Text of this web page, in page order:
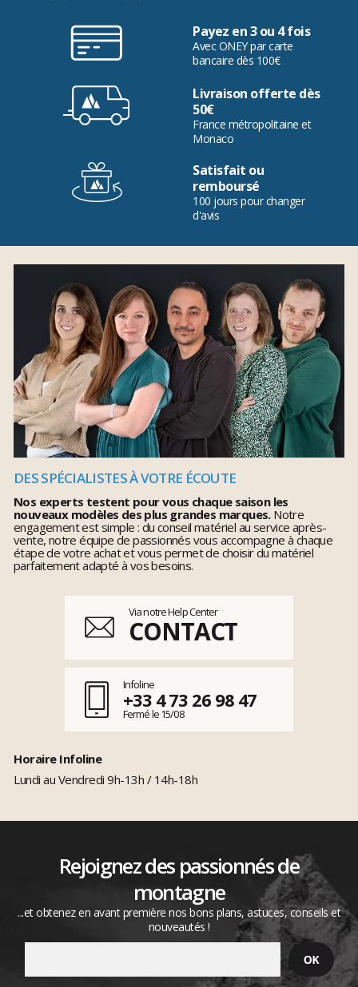
Payez en 3 ou 4 fois
Avec ONEY par carte
bancaire dès 100€
Livraison offerte dès
50€
France métropolitaine et
Monaco
Satisfait ou
remboursé
100 jours pour changer
d'avis
DES SPÉCIALISTES À VOTRE ÉCOUTE
Nos experts testent pour vous chaque saison les
nouveaux modèles des plus grandes marques.Notre
engagement est simple : du conseil matériel au service après-
vente, notre équipe de passionnés vous accompagne à chaque
étape de votre achat et vous permet de choisir du matériel
parfaitement adapté à vos besoins.
Via notre Help Center
CONTACT
Infoline
+33 4 73 26 98 47
Fermé le 15/08
Horaire Infoline
Lundi au Vendredi 9h-13h / 14h-18h
Rejoignez des passionnés de
montagne
...et obtenez en avant première nos bons plans, astuces, conseils et
nouveautés !